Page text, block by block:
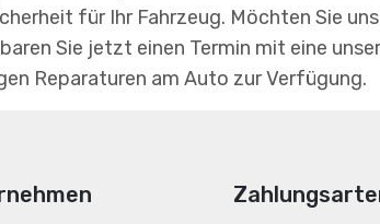
für Ihr Fahrzeug. Möchten Sie
Sie jetzt einen Termin mit eine
Reparaturen am Auto zur Verfügung.